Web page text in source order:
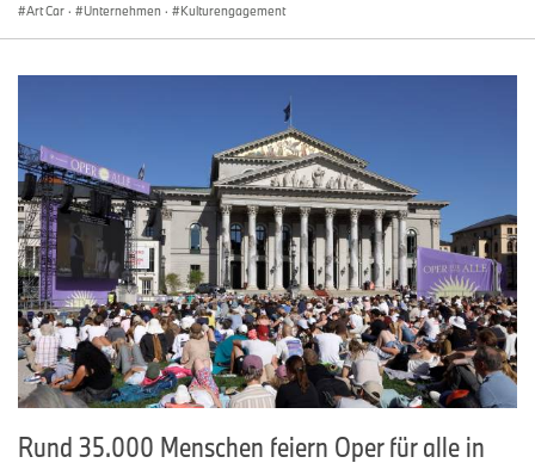
Art Car · Unternehmen · Kulturengagement
Rund 35.000 Menschen feiern Oper für alle in